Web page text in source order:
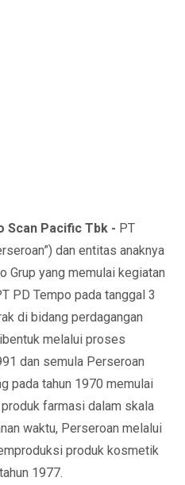
Scan Pacific Tbk - PT
dan entitas anaknya
Grup yang memulai kegiatan
PD Tempo pada tanggal 3
di bidang perdagangan
melalui proses
dan semula Perseroan
pada tahun 1970 memulai
farmasi dalam skala
waktu, Perseroan melalui
produk kosmetik
1977.